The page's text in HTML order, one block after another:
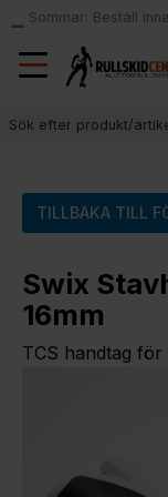
Meny
local_shipping
Sommar: Beställ
samma dag
TILLBAKA TILL
Swix
16mm
TCS handtag